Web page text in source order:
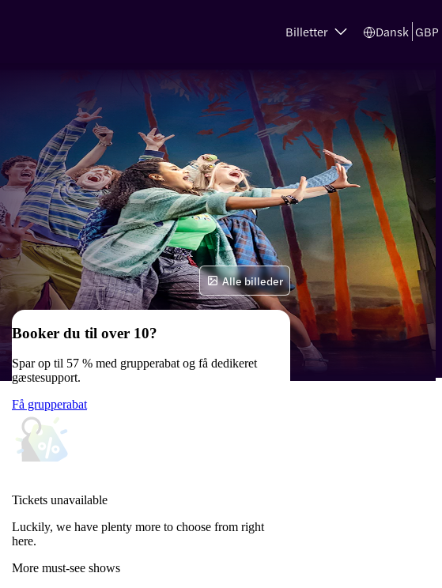
Billetter Dansk GBP
Alle billeder
Booker du til over 10?
Spar op til 57 % med grupperabat og få dedikeret
gæstesupport.
Få grupperabat
Tickets unavailable
Luckily, we have plenty more to choose from right
here.
More must-see shows